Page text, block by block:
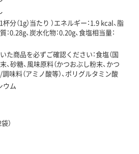
分（1g）当たり ）エネルギー：1.9 kcal、脂
：0.28g、炭水化物：0.20g、食塩相当量：
商品を必ずご確認ください：食塩（国
、砂糖、風味原料（かつおぶし粉末、かつ
味料（アミノ酸等）、ポリグルタミン酸
ウム
）